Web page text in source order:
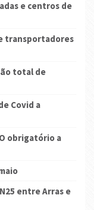
e centros de
transportadores
total de
Covid a
obrigatório a
entre Arras e